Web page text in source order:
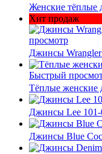
Женские тёплые
Хит продаж
просмотр
Джинсы Wrangler
Быстрый
Тёплые женские
Джинсы Lee 101-
Джинсы Blue